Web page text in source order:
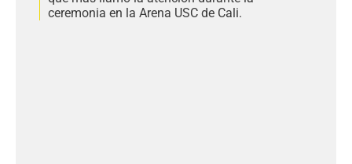
ceremonia en la Arena USC de Cali.